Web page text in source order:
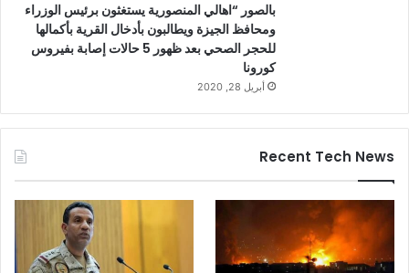
بالصور “اهالي المنصورية يستغثون برئيس الوزراء
ومحافظ الجيزة ويطالبون بأدخال القرية بأكمالها
للحجر الصحي بعد ظهور 5 حالات إصابة بفيروس
كورونا
أبريل 28, 2020
Recent Tech News